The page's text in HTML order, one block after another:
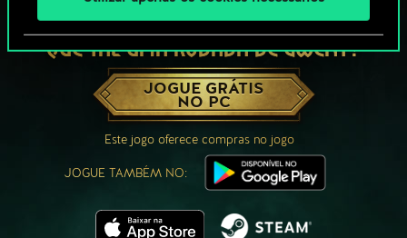
QUE TAL UMA RODADA DE GWENT?
JOGUE GRÁTIS
NO PC
Este jogo oferece compras no jogo
JOGUE TAMBÉM NO: